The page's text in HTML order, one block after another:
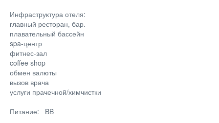
Инфраструктура отеля:
главный ресторан, бар.
плавательный бассейн
spa-центр
фитнес-зал
coffee shop
обмен валюты
вызов врача
услуги прачечной/химчистки
Питание: BB